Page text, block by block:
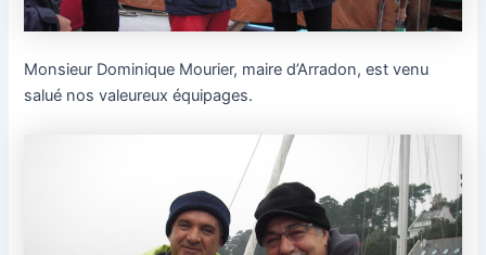
Monsieur Dominique Mourier, maire d’Arradon, est venu
salué nos valeureux équipages.